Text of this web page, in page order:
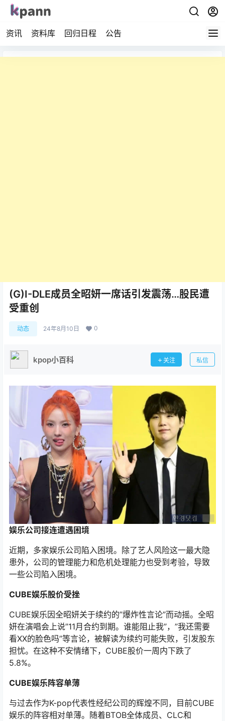
资讯 资料库 回归日程 公告
(G)I-DLE成员全昭妍一席话引发震荡…股民遭
受重创
动态 24年8月10日 0
kpop小百科 关注 私信
娱乐公司接连遭遇困境
近期，多家娱乐公司陷入困境。除了艺人风险这一最大隐
患外，公司的管理能力和危机处理能力也受到考验，导致
一些公司陷入困境。
CUBE娱乐股价受挫
CUBE娱乐因全昭妍关于续约的”爆炸性言论”而动摇。全昭
妍在演唱会上说”11月合约到期。谁能阻止我”，”我还需要
看XX的脸色吗”等言论，被解读为续约可能失败，引发股东
担忧。在这种不安情绪下，CUBE股价一周内下跌了
5.8%。
CUBE娱乐阵容单薄
与过去作为K-pop代表性经纪公司的辉煌不同，目前CUBE
娱乐的阵容相对单薄。随着BTOB全体成员、CLC和